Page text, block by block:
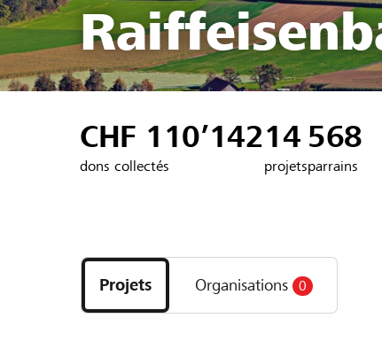
CHF 110’142
dons collectés
14
projets
568
parrains
les
projets
et
Projets Organisations 0